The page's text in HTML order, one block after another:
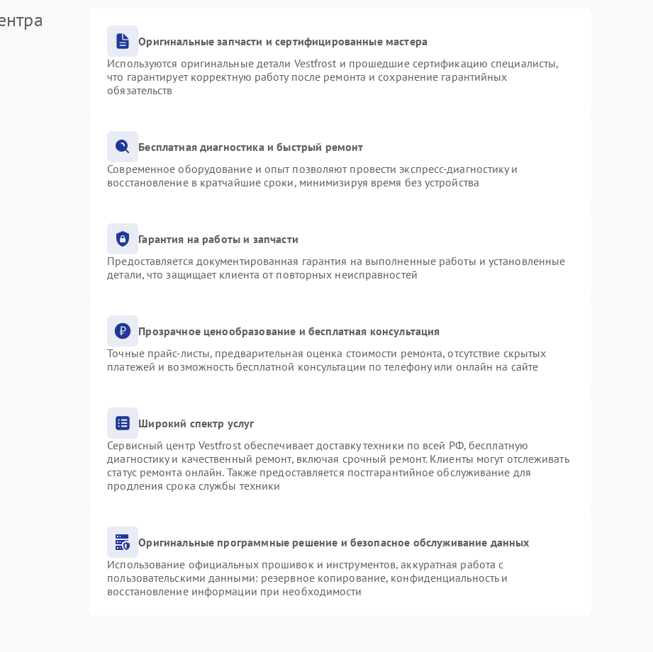
Оригинальные запчасти и сертифицированные мастера
Используются оригинальные детали Vestfrost и прошедшие сертификацию специалисты,
что гарантирует корректную работу после ремонта и сохранение гарантийных
обязательств
Бесплатная диагностика и быстрый ремонт
Современное оборудование и опыт позволяют провести экспресс-диагностику и
восстановление в кратчайшие сроки, минимизируя время без устройства
Гарантия на работы и запчасти
Предоставляется документированная гарантия на выполненные работы и установленные
детали, что защищает клиента от повторных неисправностей
Прозрачное ценообразование и бесплатная консультация
Точные прайс-листы, предварительная оценка стоимости ремонта, отсутствие скрытых
платежей и возможность бесплатной консультации по телефону или онлайн на сайте
Широкий спектр услуг
Сервисный центр Vestfrost обеспечивает доставку техники по всей РФ, бесплатную
диагностику и качественный ремонт, включая срочный ремонт. Клиенты могут отслеживать
статус ремонта онлайн. Также предоставляется постгарантийное обслуживание для
продления срока службы техники
Оригинальные программные решение и безопасное обслуживание данных
Использование официальных прошивок и инструментов, аккуратная работа с
пользовательскими данными: резервное копирование, конфиденциальность и
восстановление информации при необходимости